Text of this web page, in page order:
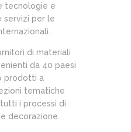
tecnologie e
servizi per le
di materiali
da 40 paesi
prodotti a
tematiche
i processi di
decorazione.